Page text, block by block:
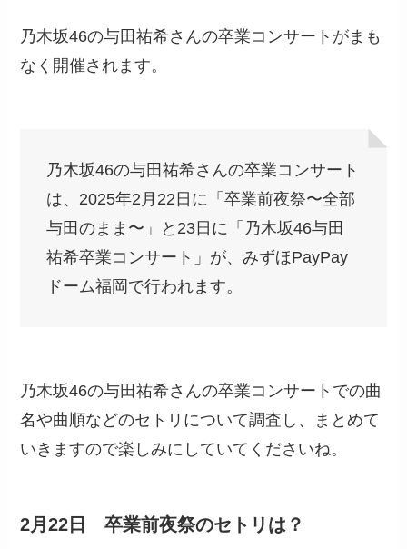
乃木坂46の与田祐希さんの卒業コンサートがまも
なく開催されます。
乃木坂46の与田祐希さんの卒業コンサート
は、2025年2月22日に「卒業前夜祭〜全部
与田のまま〜」と23日に「乃木坂46与田
祐希卒業コンサート」が、みずほPayPay
ドーム福岡で行われます。
乃木坂46の与田祐希さんの卒業コンサートでの曲
名や曲順などのセトリについて調査し、まとめて
いきますので楽しみにしていてくださいね。
2月22日 卒業前夜祭のセトリは？